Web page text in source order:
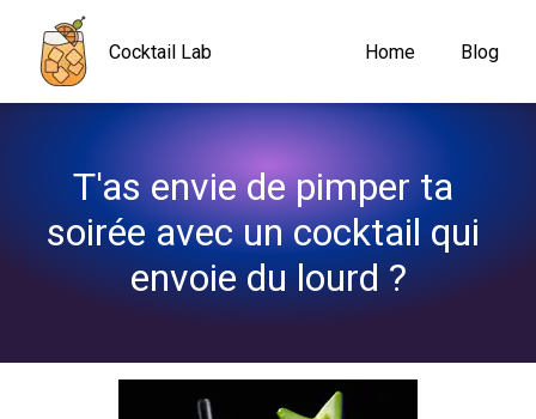
Cocktail Lab Home Blog
T'as envie de pimper ta
soirée avec un cocktail qui
envoie du lourd ?
Navigated to T'as envie de pimper ta soirée avec un cocktail